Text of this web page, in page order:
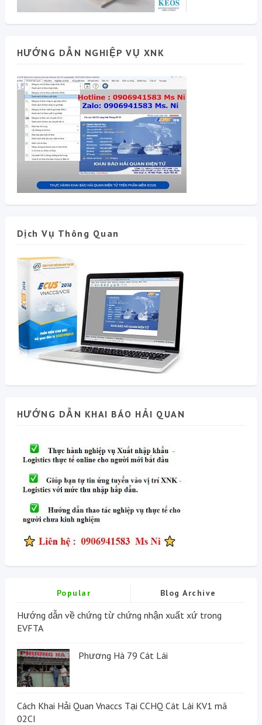
HƯỚNG DẪN NGHIỆP VỤ XNK
Dịch Vụ Thông Quan
HƯỚNG DẪN KHAI BÁO HẢI QUAN
Popular Blog Archive
Hướng dẫn về chứng từ chứng nhận xuất xứ trong
EVFTA
Phương Hà 79 Cát Lái
Cách Khai Hải Quan Vnaccs Tại CCHQ Cát Lái KV1 mã
02CI